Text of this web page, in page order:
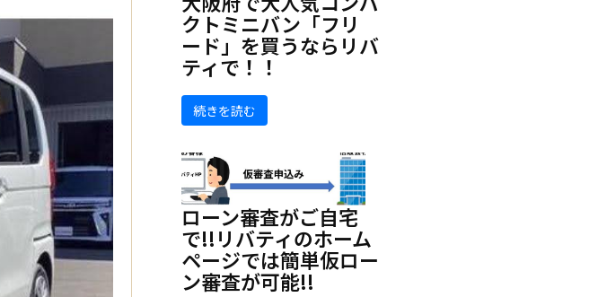
クトミニバン「フリ
ード」を買うならリバ
ティで！！
続きを読む
ローン審査がご自宅
で!!リバティのホーム
ページでは簡単仮ロー
ン審査が可能!!